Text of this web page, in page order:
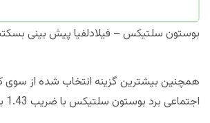
بوستون سلتیکس – فیلادلفیا پیش بینی
همچنین بیشترین گزینه انتخاب شده از سوی
اجتماعی برد بوستون سلتیکس با ضریب 1.43 بوده است.